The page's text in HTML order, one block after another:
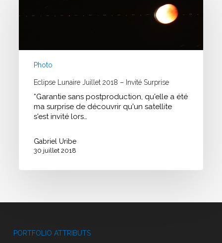
Photo
Eclipse Lunaire Juillet 2018 – Invité Surprise
*Garantie sans postproduction, qu'elle a été
ma surprise de découvrir qu'un satellite
s'est invité lors…
Gabriel Uribe
30 juillet 2018
PORTFOLIO ATTRIBUTS